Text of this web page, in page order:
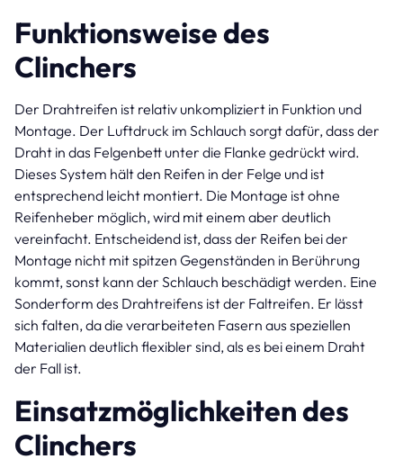
Funktionsweise des
Clinchers
Der Drahtreifen ist relativ unkompliziert in Funktion und
Montage. Der Luftdruck im Schlauch sorgt dafür, dass der
Draht in das Felgenbett unter die Flanke gedrückt wird.
Dieses System hält den Reifen in der Felge und ist
entsprechend leicht montiert. Die Montage ist ohne
Reifenheber möglich, wird mit einem aber deutlich
vereinfacht. Entscheidend ist, dass der Reifen bei der
Montage nicht mit spitzen Gegenständen in Berührung
kommt, sonst kann der Schlauch beschädigt werden. Eine
Sonderform des Drahtreifens ist der Faltreifen. Er lässt
sich falten, da die verarbeiteten Fasern aus speziellen
Materialien deutlich flexibler sind, als es bei einem Draht
der Fall ist.
Einsatzmöglichkeiten des
Clinchers